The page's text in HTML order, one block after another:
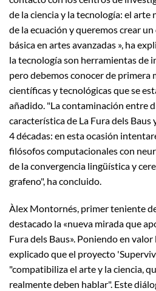
de la ciencia y la tecnología: el arte
de la ecuación y queremos crear
básica en artes avanzadas », ha
la tecnología son herramientas de
pero debemos conocer de primera
científicas y tecnológicas que se
añadido. "La contaminación entre
característica de La Fura dels Baus
4 décadas: en esta ocasión
filósofos computacionales con
de la convergencia lingüística y
grafeno", ha concluido.
Àlex Montornés, primer teniente
destacado la «nueva mirada que
Fura dels Baus». Poniendo en
explicado que el proyecto
"compatibiliza el arte y la ciencia,
realmente deben hablar". Este